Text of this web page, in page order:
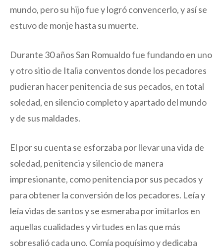
mundo, pero su hijo fue y logró convencerlo, y así se
estuvo de monje hasta su muerte.
Durante 30 años San Romualdo fue fundando en uno
y otro sitio de Italia conventos donde los pecadores
pudieran hacer penitencia de sus pecados, en total
soledad, en silencio completo y apartado del mundo
y de sus maldades.
El por su cuenta se esforzaba por llevar una vida de
soledad, penitencia y silencio de manera
impresionante, como penitencia por sus pecados y
para obtener la conversión de los pecadores. Leía y
leía vidas de santos y se esmeraba por imitarlos en
aquellas cualidades y virtudes en las que más
sobresalió cada uno. Comía poquísimo y dedicaba